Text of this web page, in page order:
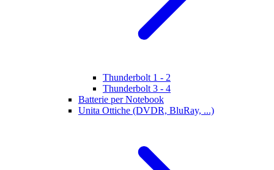
Thunderbolt 1 - 2
Thunderbolt 3 - 4
Batterie per Notebook
Unita Ottiche (DVDR, BluRay, ...)